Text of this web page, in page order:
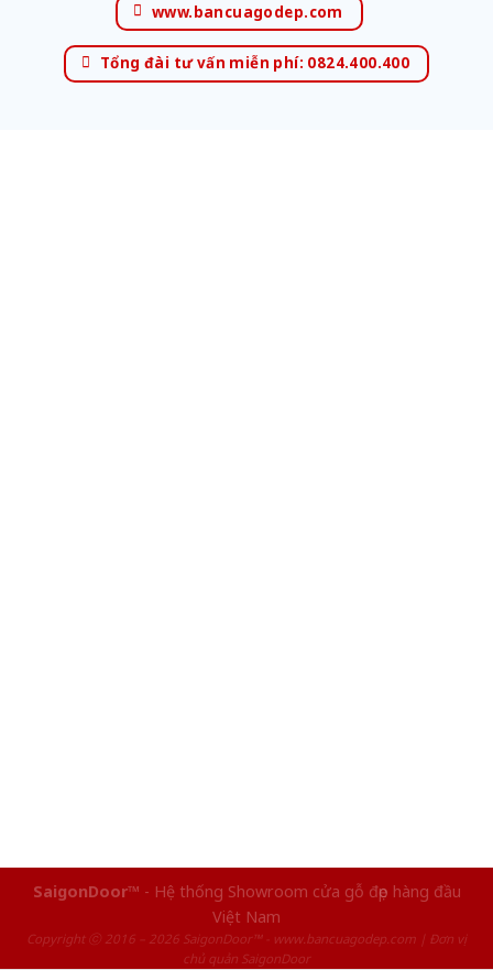
www.bancuagodep.com
Tổng đài tư vấn miễn phí: 0824.400.400
SaigonDoor™ - Hệ thống Showroom cửa gỗ đẹp hàng đầu
Việt Nam
Copyright ⓒ 2016 – 2026 SaigonDoor™ - www.bancuagodep.com | Đơn vị
chủ quản SaigonDoor